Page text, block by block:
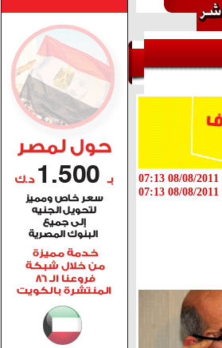
08/08/2011 07:13
08/08/2011 07:13